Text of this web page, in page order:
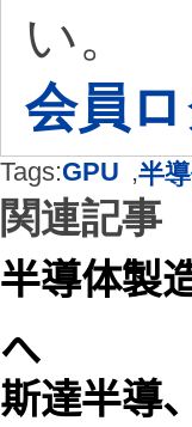
い。
会員
Tags:GPU ,半
関連記事
半導体製
へ
斯達半導